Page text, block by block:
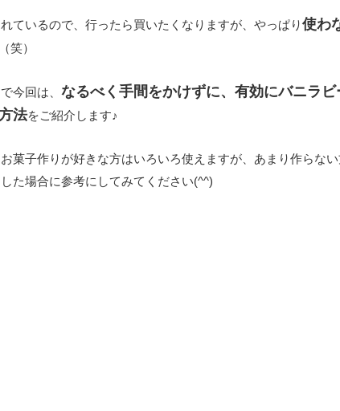
ているので、行ったら買いたくなりますが、やっぱり使わ
（笑）
今回は、 なるべく手間をかけずに、有効にバニラ
法をご紹介します♪
菓子作りが好きな方はいろいろ使えますが、あまり作らな
た場合に参考にしてみてください(^^)